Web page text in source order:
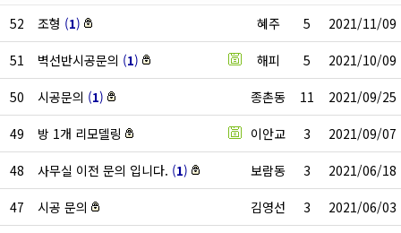
52 조형 (1) 혜주 5 2021/11/09
51 벽선반시공문의 (1) 해피 5 2021/10/09
50 시공문의 (1) 종촌동 11 2021/09/25
49 방 1개 리모델링 이안교 3 2021/09/07
48 사무실 이전 문의 입니다. (1) 보람동 3 2021/06/18
47 시공 문의 김영선 3 2021/06/03